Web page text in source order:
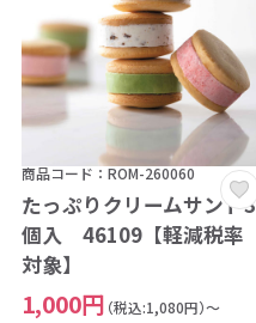
商品コード：ROM-260060
たっぷりクリームサンド3
個入 46109【軽減税率
対象】
1,000円 （税込:1,080円）～